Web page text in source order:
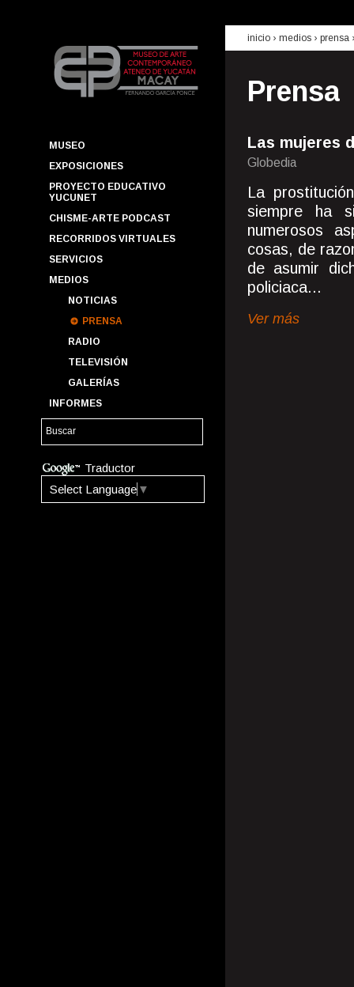
MUSEO
EXPOSICIONES
PROYECTO EDUCATIVO
YUCUNET
CHISME-ARTE PODCAST
RECORRIDOS VIRTUALES
SERVICIOS
MEDIOS
NOTICIAS
PRENSA
RADIO
TELEVISIÓN
GALERÍAS
INFORMES
Traductor
Select Language ▼
inicio › medios › prensa
Prensa
Las mujeres
Globedia
La
siempre ha
numerosos
cosas, de
de asumir
policiaca...
Ver más